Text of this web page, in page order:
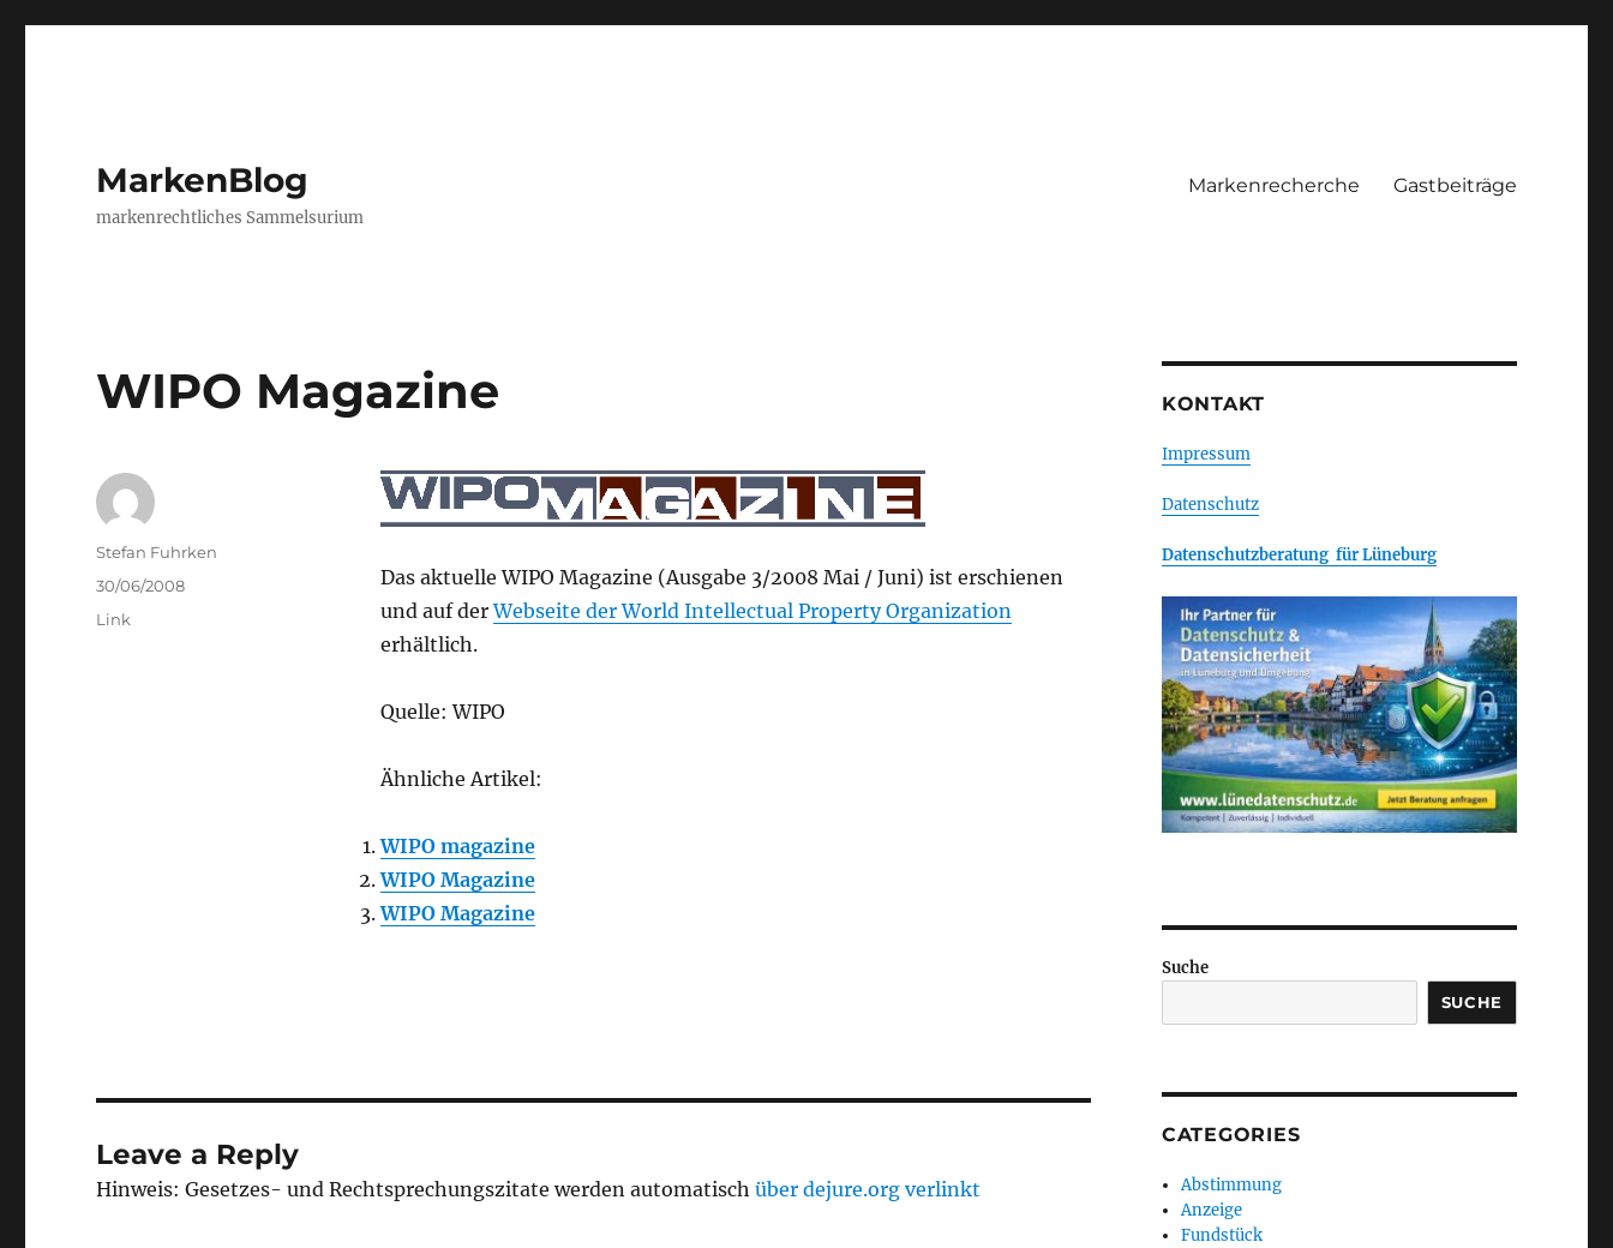
MarkenBlog
markenrechtliches Sammelsurium
Markenrecherche Gastbeiträge
WIPO Magazine
Das aktuelle WIPO Magazine (Ausgabe 3/2008 Mai / Juni) ist erschienen
und auf derWebseite der World Intellectual Property Organization
erhältlich.
Quelle: WIPO
Ähnliche Artikel:
WIPO magazine
WIPO Magazine
WIPO Magazine
Author
Stefan Fuhrken
Posted
on
30/06/2008
Categories
Link
Leave a Reply
Hinweis: Gesetzes- und Rechtsprechungszitate werden automatischüber dejure.org verlinkt
KONTAKT
Impressum
Datenschutz
Datenschutzberatung für Lüneburg
Suche
SUCHE
CATEGORIES
Abstimmung
Anzeige
Fundstück